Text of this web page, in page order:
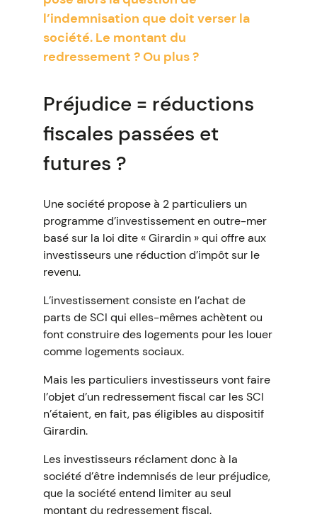
l’indemnisation que doit verser la
société. Le montant du
redressement ? Ou plus ?
Préjudice = réductions
fiscales passées et
futures ?
Une société propose à 2 particuliers un
programme d’investissement en outre-mer
basé sur la loi dite « Girardin » qui offre aux
investisseurs une réduction d’impôt sur le
revenu.
L’investissement consiste en l’achat de
parts de SCI qui elles-mêmes achètent ou
font construire des logements pour les louer
comme logements sociaux.
Mais les particuliers investisseurs vont faire
l’objet d’un redressement fiscal car les SCI
n’étaient, en fait, pas éligibles au dispositif
Girardin.
Les investisseurs réclament donc à la
société d’être indemnisés de leur préjudice,
que la société entend limiter au seul
montant du redressement fiscal.